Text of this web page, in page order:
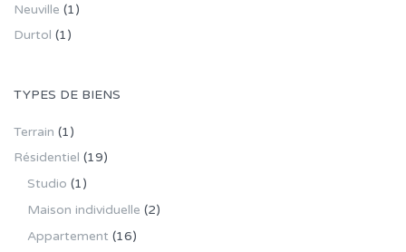
Neuville (1)
Durtol (1)
TYPES DE BIENS
Terrain (1)
Résidentiel (19)
Studio (1)
Maison individuelle (2)
Appartement (16)